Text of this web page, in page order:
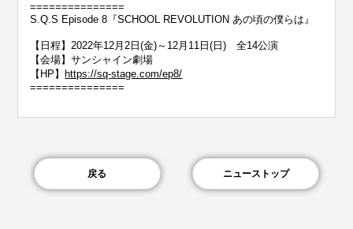
===============
S.Q.S Episode 8『SCHOOL REVOLUTION あの頃の僕らは』
【日程】2022年12月2日(金)～12月11日(日) 全14公演
【会場】サンシャイン劇場
【HP】
https://sq-stage.com/ep8/
===============
戻る ニューストップ